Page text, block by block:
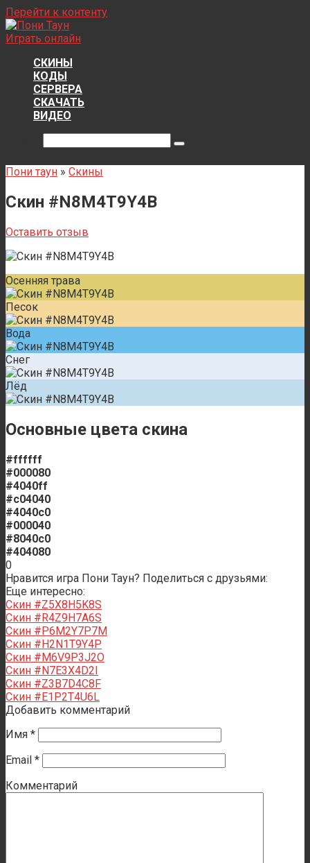
Перейти к контенту
Играть онлайн
СКИНЫ
КОДЫ
СЕРВЕРА
СКАЧАТЬ
ВИДЕО
Пони таун » Скины
Скин #N8M4T9Y4B
Оставить отзыв
Осенняя трава
Песок
Вода
Снег
Лёд
Основные цвета скина
#ffffff
#000080
#4040ff
#c04040
#4040c0
#000040
#8040c0
#404080
0
Нравится игра Пони Таун? Поделиться с друзьями:
Еще интересно:
Скин #Z5X8H5K8S
Скин #R4Z9H7A6S
Скин #P6M2Y7P7M
Скин #H2N1T9Y4P
Скин #M6V9P3J2O
Скин #N7E3X4D2I
Скин #Z3B7D4C8F
Скин #E1P2T4U6L
Добавить комментарий
Имя *
Email *
Комментарий